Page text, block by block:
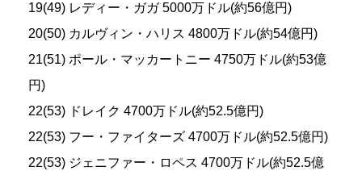
19(49) レディー・ガガ 5000万ドル(約56億円)
20(50) カルヴィン・ハリス 4800万ドル(約54億円)
21(51) ポール・マッカートニー 4750万ドル(約53億
円)
22(53) ドレイク 4700万ドル(約52.5億円)
22(53) フー・ファイターズ 4700万ドル(約52.5億円)
22(53) ジェニファー・ロペス 4700万ドル(約52.5億